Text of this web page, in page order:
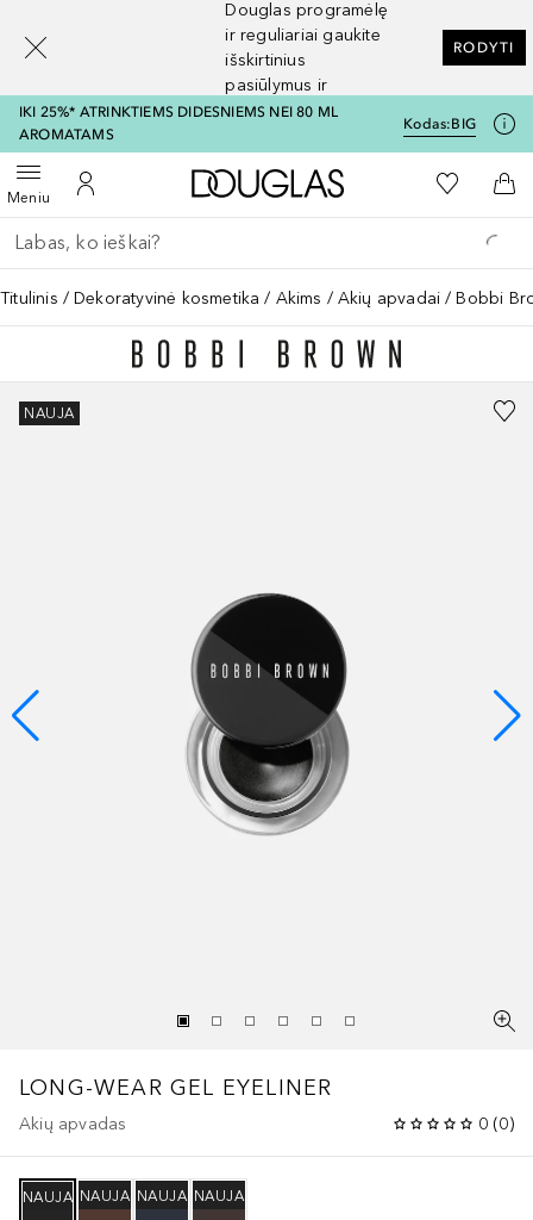
Douglas programėlę
ir reguliariai gaukite
išskirtinius
pasiūlymus ir
nuolaidas
RODYTI
IKI 25%* ATRINKTIEMS DIDESNIEMS NEI 80 ML
AROMATAMS
Kodas:BIG
MeniuAtidaryti meniuĮ mano paskyrą
Į Douglas pagrindinį
Į mano
Į
Grįžk atgal
Vykdykite paiešką
Titulinis Dekoratyvinė kosmetika Akims Akių apvadai Bobbi
NAUJA
LONG-WEAR GEL EYELINER
Akių apvadas 0 (0)
NAUJA NAUJA NAUJA NAUJA
[navigation.slideout.screenreader]